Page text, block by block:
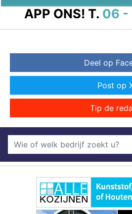
APP ONS! T. 06 -
Deel op
Post op
Tip de